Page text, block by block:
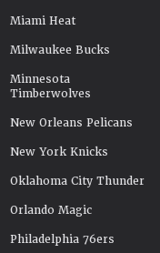
Miami Heat
Milwaukee Bucks
Minnesota
Timberwolves
New Orleans Pelicans
New York Knicks
Oklahoma City Thunder
Orlando Magic
Philadelphia 76ers